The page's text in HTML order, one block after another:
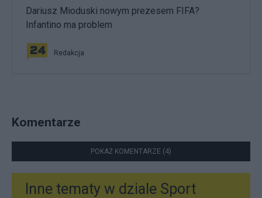
Dariusz Mioduski nowym prezesem FIFA?
Infantino ma problem
Redakcja
Komentarze
POKAŻ KOMENTARZE (4)
Inne tematy w dziale Sport